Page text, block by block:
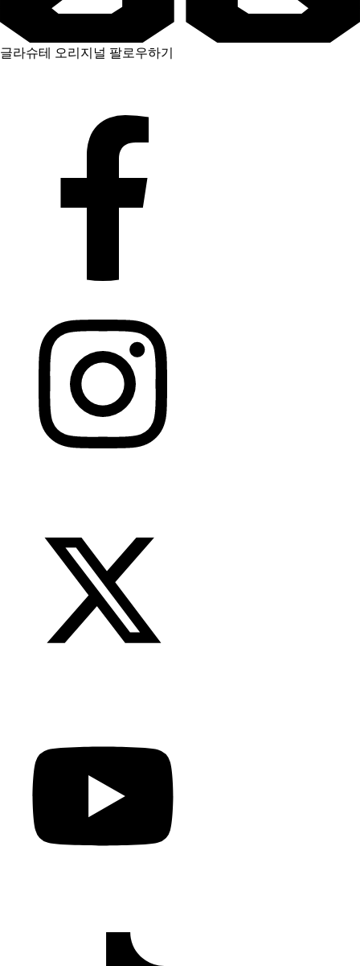
글라슈테 오리지널 팔로우하기